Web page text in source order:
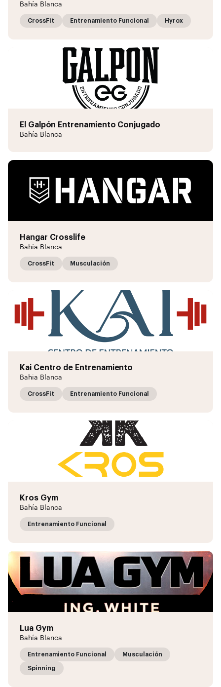
Bahía Blanca
CrossFit Entrenamiento Funcional Hyrox
El Galpón Entrenamiento Conjugado
Bahía Blanca
Hangar Crosslife
Bahía Blanca
CrossFit Musculación
Kai Centro de Entrenamiento
Bahia Blanca
CrossFit Entrenamiento Funcional
Kros Gym
Bahía Blanca
Entrenamiento Funcional
Lua Gym
Bahía Blanca
Entrenamiento Funcional Musculación
Spinning